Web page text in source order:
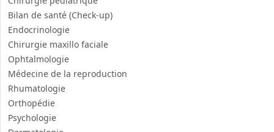
Urologie
Gastro-Entérologie
Soins Dentaires
Chirurgie Générale
Oncologie Cancérologie
Chirurgie pédiatrique
Bilan de santé (Check-up)
Endocrinologie
Chirurgie maxillo faciale